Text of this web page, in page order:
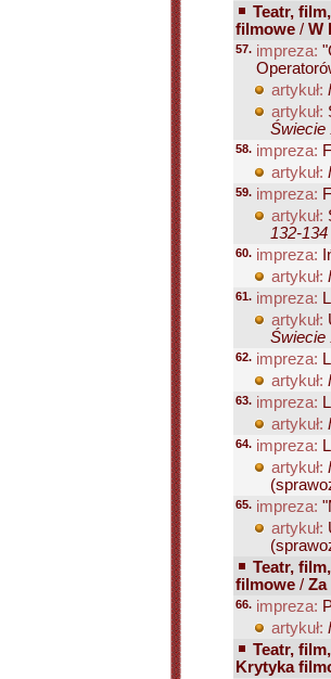
Teatr,
filmowe / W
57. impreza:
artykuł:
artykuł:
Świecie
58. impreza:
artykuł:
59. impreza:
artykuł:
132-134
60. impreza:
artykuł:
61. impreza:
artykuł:
Świecie
62. impreza:
artykuł:
63. impreza:
artykuł:
64. impreza:
artykuł:
65. impreza:
artykuł:
Teatr,
filmowe /
66. impreza:
artykuł:
Teatr,
Krytyka